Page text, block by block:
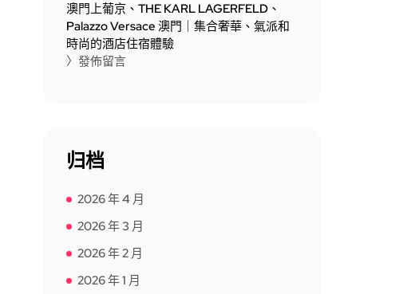
澳門上葡京、THE KARL LAGERFELD、
Palazzo Versace 澳門｜集合奢華、氣派和
時尚的酒店住宿體驗
〉發佈留言
归档
2026 年 4 月
2026 年 3 月
2026 年 2 月
2026 年 1 月